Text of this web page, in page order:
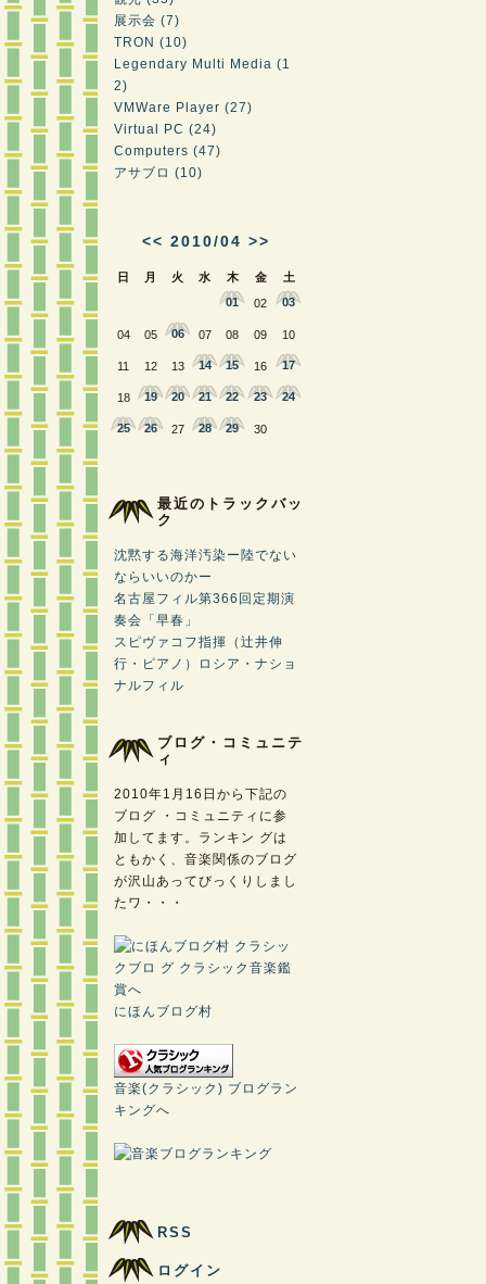
展示会 (7)
TRON (10)
Legendary Multi Media (1
2)
VMWare Player (27)
Virtual PC (24)
Computers (47)
アサブロ (10)
<< 2010/04 >>
日 月 火 水 木 金
土
01
02 03
04 05 06 07 08 09 10
11 12 13 14 15 16 17
18 19 20 21 22 23 24
25 26 27 28 29 30
最近のトラックバッ
ク
沈黙する海洋汚染ー陸でない
ならいいのかー
名古屋フィル第366回定期演
奏会「早春」
スピヴァコフ指揮（辻井伸
行・ピアノ）ロシア・ナショ
ナルフィル
ブログ・コミュニテ
ィ
2010年1月16日から下記の
ブログ ・コミュニティに参
加してます。ランキン グは
ともかく、音楽関係のブログ
が沢山あってびっくりしまし
たワ・・・
にほんブログ村
音楽(クラシック) ブログラン
キングへ
RSS
ログイン